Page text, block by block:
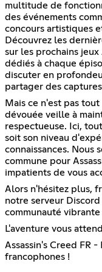
multitude de
des événements
concours artistiques
Découvrez les
sur les prochains jeux
dédiés à chaque
discuter en
partager des
Mais ce n'est pas
dévouée veille à
respectueuse. Ici,
soit son niveau
connaissances. Nous
commune pour
impatients de vous
Alors n'hésitez plus,
notre serveur Discord
communauté
L'aventure vous
Assassin's Creed FR
francophones !